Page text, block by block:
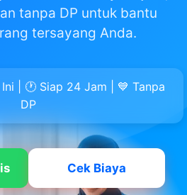
tanpa DP untuk bantu
tersayang Anda.
| 🕐 Siap 24 Jam | 💙 Tanpa
DP
Cek Biaya